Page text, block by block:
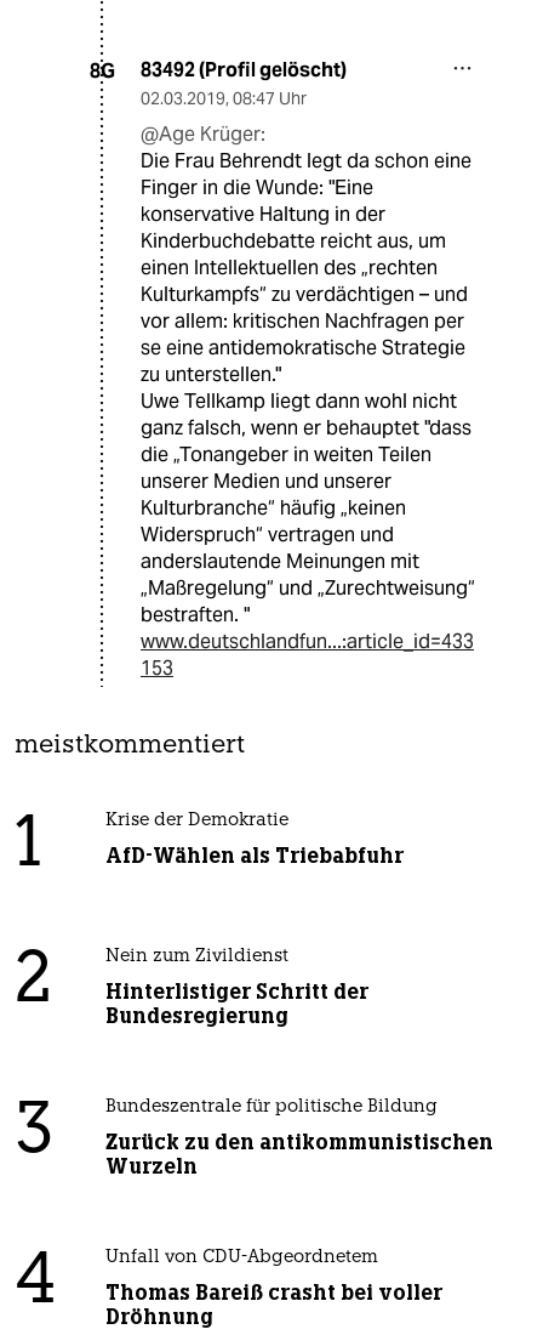
8G 83492 (Profil gelöscht)
02.03.2019, 08:47 Uhr
@Age Krüger:
Die Frau Behrendt legt da schon eine
Finger in die Wunde: "Eine
konservative Haltung in der
Kinderbuchdebatte reicht aus, um
einen Intellektuellen des „rechten
Kulturkampfs“ zu verdächtigen – und
vor allem: kritischen Nachfragen per
se eine antidemokratische Strategie
zu unterstellen."
Uwe Tellkamp liegt dann wohl nicht
ganz falsch, wenn er behauptet "dass
die „Tonangeber in weiten Teilen
unserer Medien und unserer
Kulturbranche“ häufig „keinen
Widerspruch“ vertragen und
anderslautende Meinungen mit
„Maßregelung“ und „Zurechtweisung“
bestraften. "
www.deutschlandfun...:article_id=433
153
meistkommentiert
1 Krise der Demokratie
AfD-Wählen als Triebabfuhr
2 Nein zum Zivildienst
Hinterlistiger Schritt der
Bundesregierung
3 Bundeszentrale für politische Bildung
Zurück zu den antikommunistischen
Wurzeln
4 Unfall von CDU-Abgeordnetem
Thomas Bareiß crasht bei voller
Dröhnung